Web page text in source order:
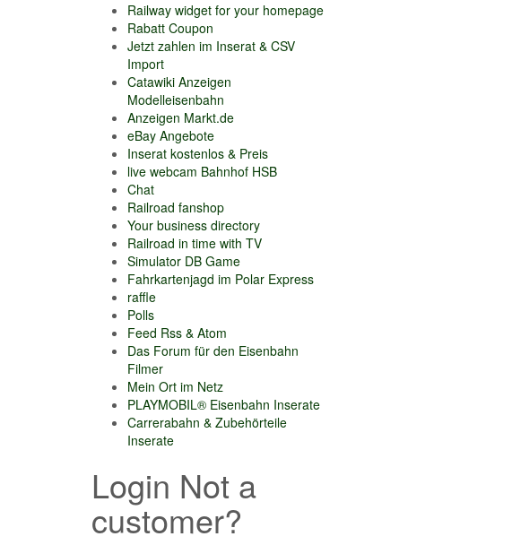
Railway widget for your homepage
Rabatt Coupon
Jetzt zahlen im Inserat & CSV
Import
Catawiki Anzeigen
Modelleisenbahn
Anzeigen Markt.de
eBay Angebote
Inserat kostenlos & Preis
live webcam Bahnhof HSB
Chat
Railroad fanshop
Your business directory
Railroad in time with TV
Simulator DB Game
Fahrkartenjagd im Polar Express
raffle
Polls
Feed Rss & Atom
Das Forum für den Eisenbahn
Filmer
Mein Ort im Netz
PLAYMOBIL® Eisenbahn Inserate
Carrerabahn & Zubehörteile
Inserate
Login Not a
customer?